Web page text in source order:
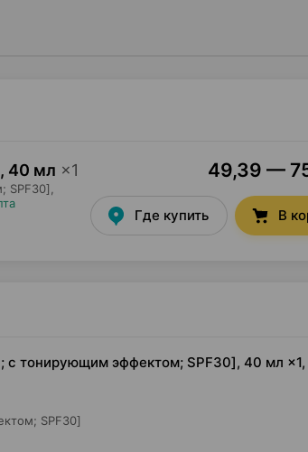
, 40 мл ×1 49,39 —
Где купить В
тонирующим эффектом; SPF30], 40 мл
SPF30]